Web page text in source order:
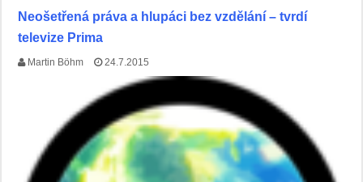
Neošetřená práva a hlupáci bez vzdělání – tvrdí
televize Prima
Martin Böhm 24.7.2015